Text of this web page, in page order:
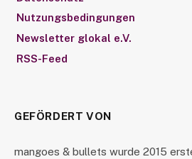
Nutzungsbedingungen
Newsletter glokal e.V.
RSS-Feed
GEFÖRDERT VON
mangoes & bullets wurde 2015